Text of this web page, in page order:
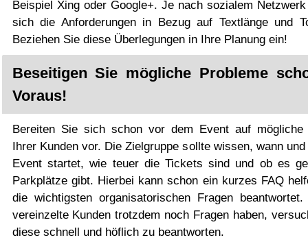
Beispiel Xing oder Google+. Je nach sozialem
sich die Anforderungen in Bezug auf Textlänge und
Beziehen Sie diese Überlegungen in Ihre Planung ein!
Beseitigen Sie mögliche Probleme
Voraus!
Bereiten Sie sich schon vor dem Event auf mögliche
Ihrer Kunden vor. Die Zielgruppe sollte wissen, wann
Event startet, wie teuer die Tickets sind und ob es
Parkplätze gibt. Hierbei kann schon ein kurzes FAQ
die wichtigsten organisatorischen Fragen beantwortet.
vereinzelte Kunden trotzdem noch Fragen haben,
diese schnell und höflich zu beantworten.